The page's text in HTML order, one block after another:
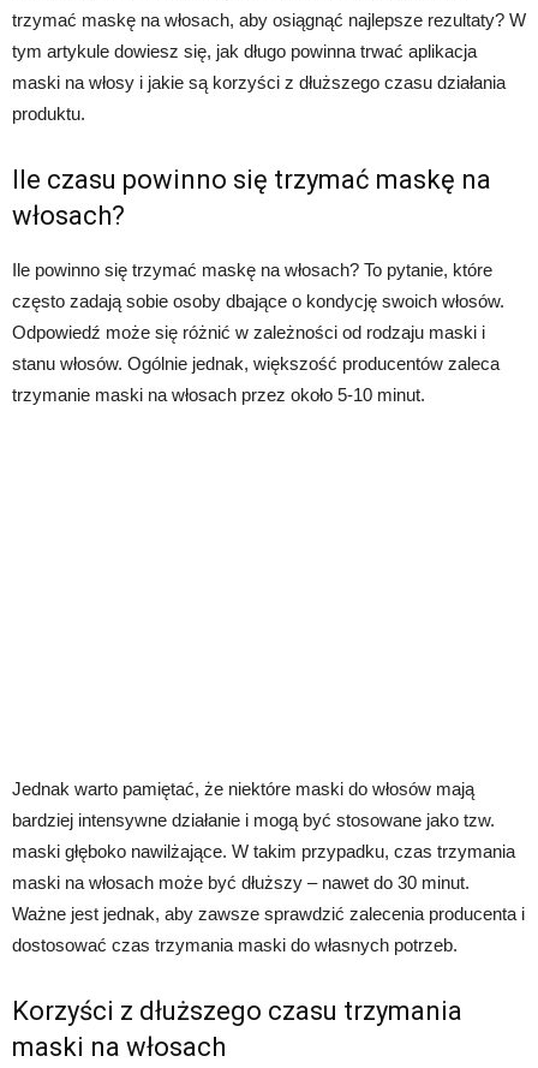
trzymać maskę na włosach, aby osiągnąć najlepsze rezultaty? W
tym artykule dowiesz się, jak długo powinna trwać aplikacja
maski na włosy i jakie są korzyści z dłuższego czasu działania
produktu.
Ile czasu powinno się trzymać maskę na
włosach?
Ile powinno się trzymać maskę na włosach? To pytanie, które
często zadają sobie osoby dbające o kondycję swoich włosów.
Odpowiedź może się różnić w zależności od rodzaju maski i
stanu włosów. Ogólnie jednak, większość producentów zaleca
trzymanie maski na włosach przez około 5-10 minut.
Jednak warto pamiętać, że niektóre maski do włosów mają
bardziej intensywne działanie i mogą być stosowane jako tzw.
maski głęboko nawilżające. W takim przypadku, czas trzymania
maski na włosach może być dłuższy – nawet do 30 minut.
Ważne jest jednak, aby zawsze sprawdzić zalecenia producenta i
dostosować czas trzymania maski do własnych potrzeb.
Korzyści z dłuższego czasu trzymania
maski na włosach